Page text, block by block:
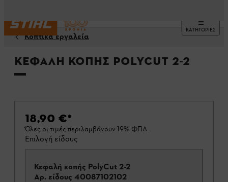
ΚΑΤΗΓΟΡΙΕΣ
Κοπτικά εργαλεία
Κεφαλή κοπής PolyCut 2-2
18,90 €*
Όλες οι τιμές περιλαμβάνουν 19% ΦΠΑ.
Επιλογή είδους
Κεφαλή κοπής PolyCut 2-2
Αρ. είδους 40087102102